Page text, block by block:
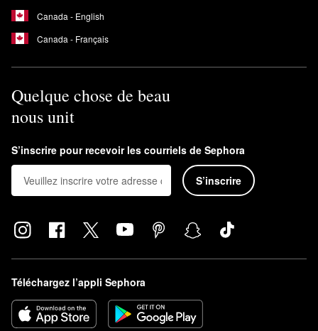
Canada - English
Canada - Français
Quelque chose de beau
nous unit
S’inscrire pour recevoir les courriels de Sephora
S’inscrire
Téléchargez l’appli Sephora